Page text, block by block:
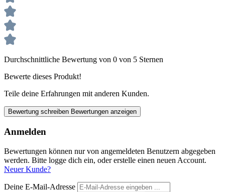
Durchschnittliche Bewertung von 0 von 5 Sternen
Bewerte dieses Produkt!
Teile deine Erfahrungen mit anderen Kunden.
Bewertung schreiben Bewertungen anzeigen
Anmelden
Bewertungen können nur von angemeldeten Benutzern abgegeben
werden. Bitte logge dich ein, oder erstelle einen neuen Account.
Neuer Kunde?
Deine E-Mail-Adresse